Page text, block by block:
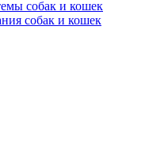
собак и кошек
собак и кошек